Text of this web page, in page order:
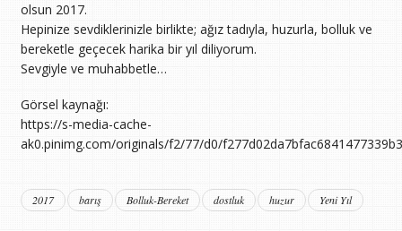
olsun 2017.
Hepinize sevdiklerinizle birlikte; ağız tadıyla, huzurla, bolluk ve
bereketle geçecek harika bir yıl diliyorum.
Sevgiyle ve muhabbetle…
Görsel kaynağı:
https://s-media-cache-
ak0.pinimg.com/originals/f2/77/d0/
2017 barış Bolluk-Bereket dostluk huzur Yeni Yıl